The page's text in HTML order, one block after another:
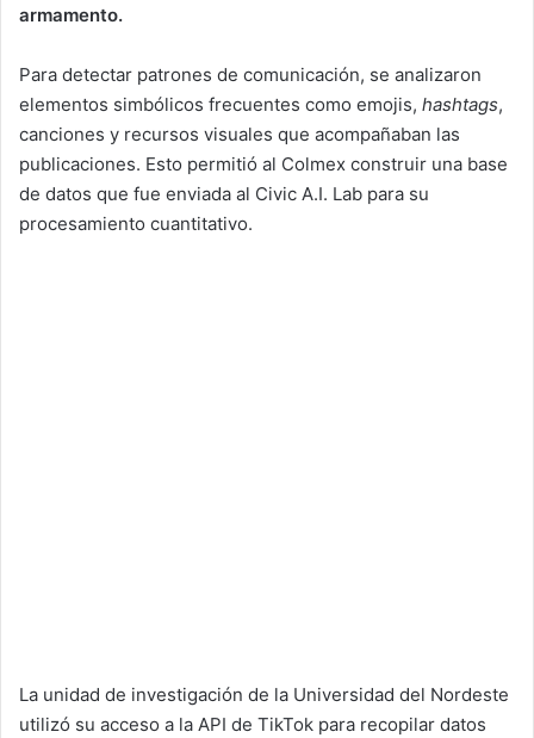
armamento.
Para detectar patrones de comunicación, se analizaron
elementos simbólicos frecuentes como emojis, hashtags,
canciones y recursos visuales que acompañaban las
publicaciones. Esto permitió al Colmex construir una base
de datos que fue enviada al Civic A.I. Lab para su
procesamiento cuantitativo.
La unidad de investigación de la Universidad del Nordeste
utilizó su acceso a la API de TikTok para recopilar datos